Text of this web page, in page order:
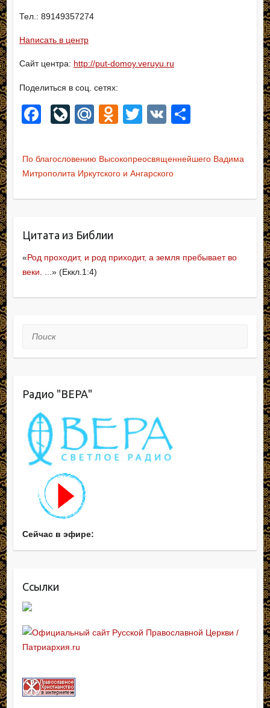
Тел.: 89149357274
Написать в центр
Сайт центра: http://put-domoy.veruyu.ru
Поделиться в соц. сетях:
c
e
o
Li
e
J
n
M
.R
u
O
n
o
T
tt
er
V
р
По благословению Высокопреосвященнейшего Вадима
Митрополита Иркутского и Ангарского
Цитата из Библии
«Род проходит, и род приходит, а земля пребывает во
веки.
...» (Еккл.1:4)
Поиск
Радио "ВЕРА"
Сейчас в эфире:
Ссылки